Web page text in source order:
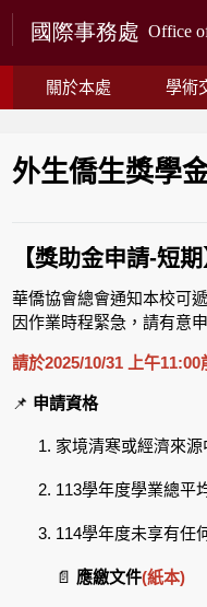
關於本處 學術
外生僑生獎學
華僑協會總會通知本校可
因作業時程緊急，請有意
請於2025/10/31 上午11:00
📌 申請資格
家境清寒或經濟來源
113學年度學業總平
114學年度未享有任
📄 應繳文件(紙本)